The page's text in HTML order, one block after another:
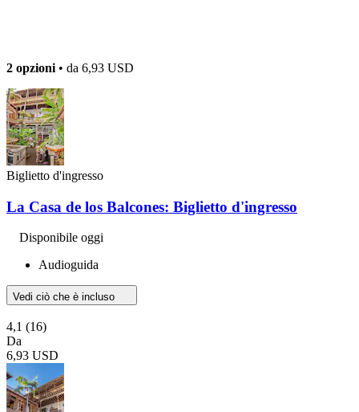
2 opzioni • da 6,93 USD
Biglietto d'ingresso
La Casa de los Balcones: Biglietto d'ingresso
Disponibile oggi
Audioguida
Vedi ciò che è incluso
4,1 (16)
Da
6,93 USD